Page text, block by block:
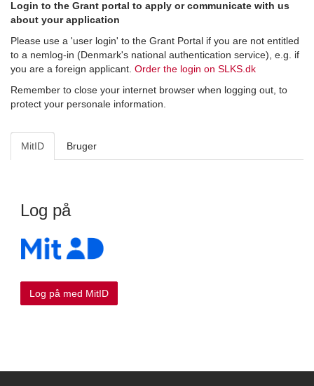
Login to the Grant portal to apply or communicate with us
about your application
Please use a 'user login' to the Grant Portal if you are not entitled
to a nemlog-in (Denmark's national authentication service), e.g. if
you are a foreign applicant. Order the login on SLKS.dk
Remember to close your internet browser when logging out, to
protect your personale information.
MitID Bruger
Log på
Log på med MitID